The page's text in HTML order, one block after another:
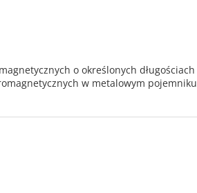
o określonych długościach
w metalowym pojemniku